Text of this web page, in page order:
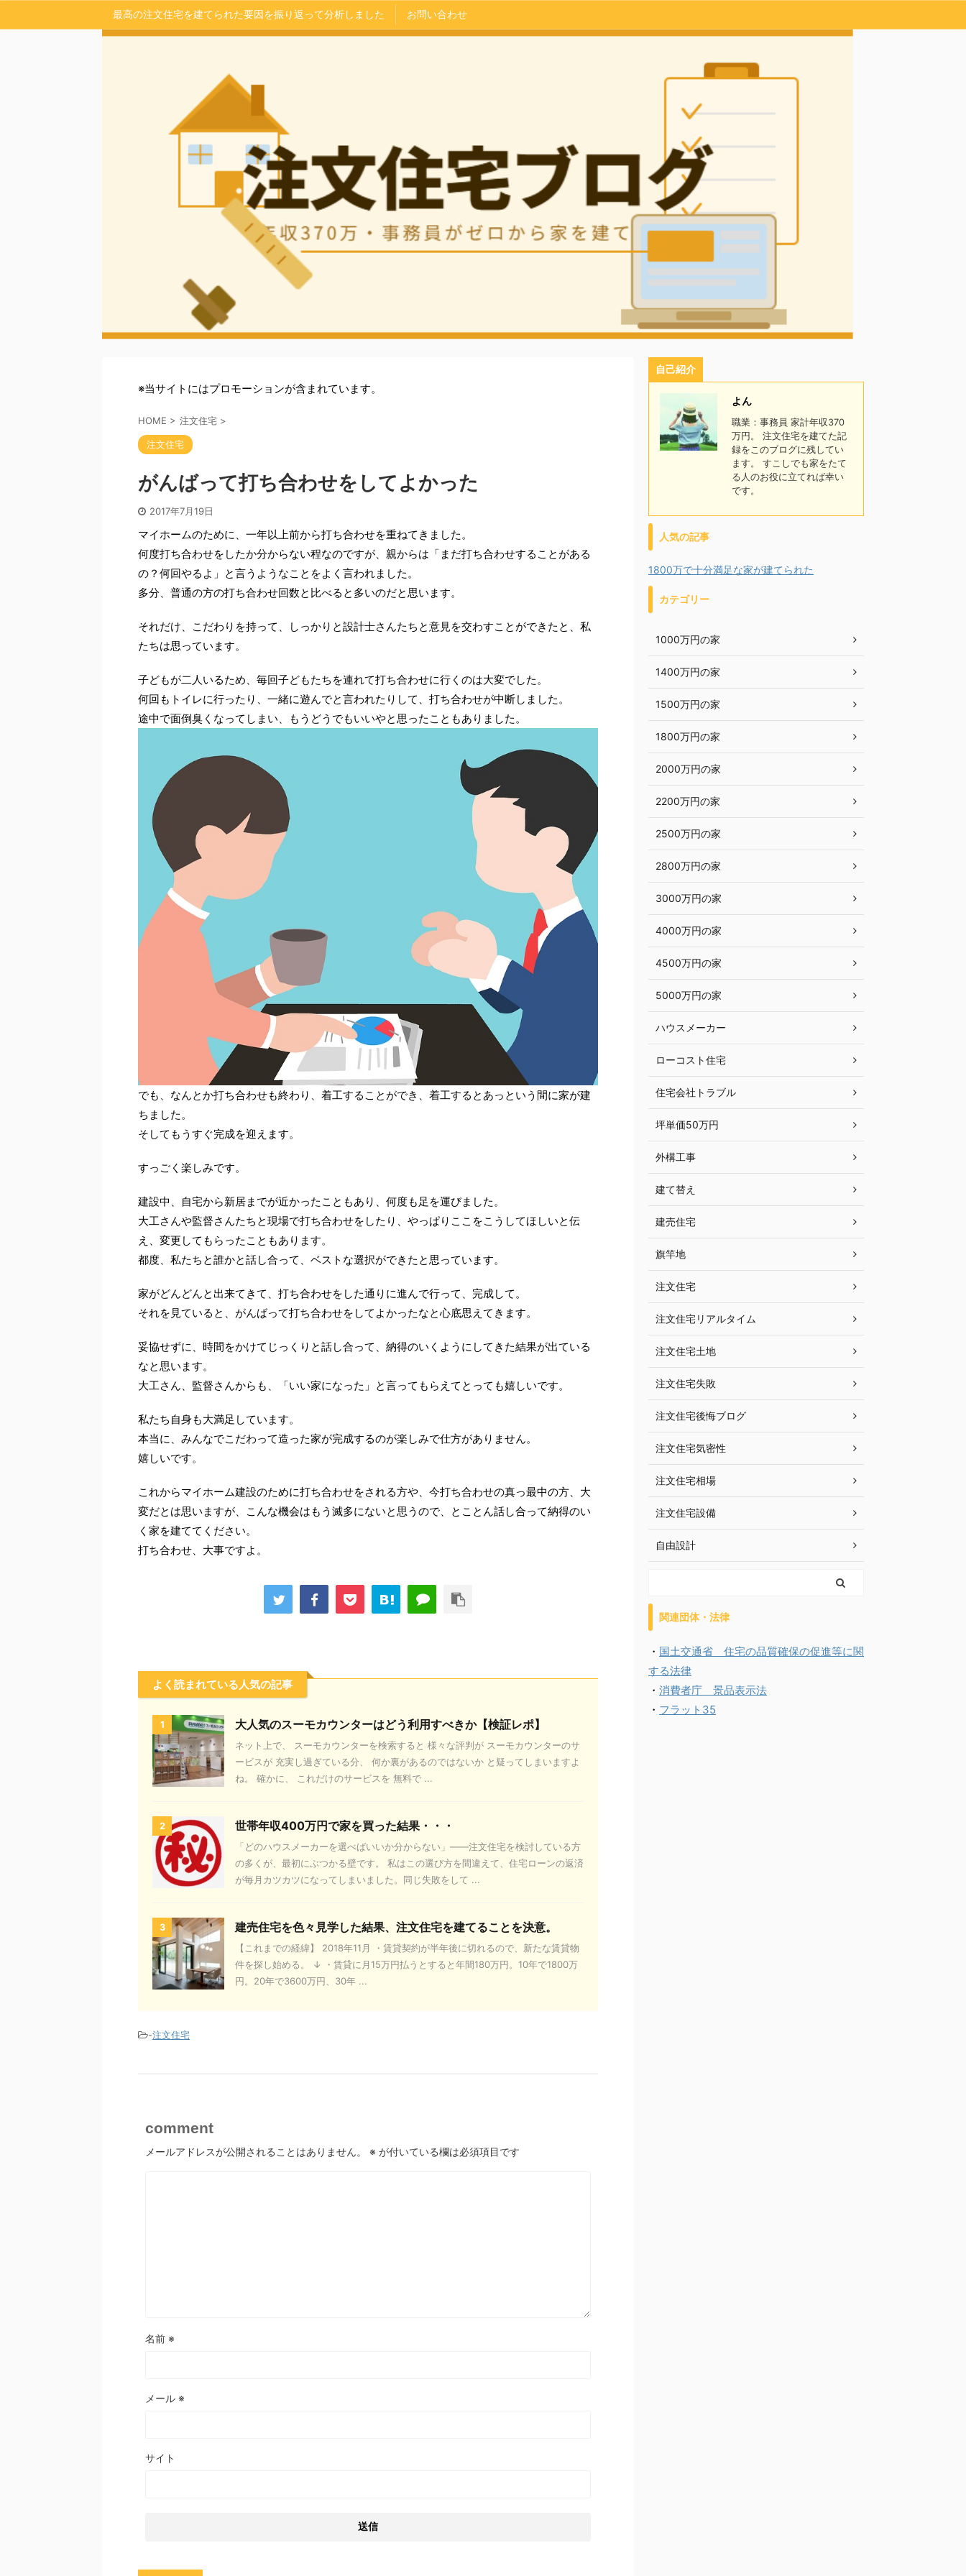
最高の注文住宅を建てられた要因を振り返って分析しました お問い合わせ
※当サイトにはプロモーションが含まれています。
HOME > 注文住宅 >
注文住宅
がんばって打ち合わせをしてよかった
2017年7月19日
マイホームのために、一年以上前から打ち合わせを重ねてきました。
何度打ち合わせをしたか分からない程なのですが、親からは「まだ打ち合わせすることがある
の？何回やるよ」と言うようなことをよく言われました。
多分、普通の方の打ち合わせ回数と比べると多いのだと思います。
それだけ、こだわりを持って、しっかりと設計士さんたちと意見を交わすことができたと、私
たちは思っています。
子どもが二人いるため、毎回子どもたちを連れて打ち合わせに行くのは大変でした。
何回もトイレに行ったり、一緒に遊んでと言われたりして、打ち合わせが中断しました。
途中で面倒臭くなってしまい、もうどうでもいいやと思ったこともありました。
でも、なんとか打ち合わせも終わり、着工することができ、着工するとあっという間に家が建
ちました。
そしてもうすぐ完成を迎えます。
すっごく楽しみです。
建設中、自宅から新居までが近かったこともあり、何度も足を運びました。
大工さんや監督さんたちと現場で打ち合わせをしたり、やっぱりここをこうしてほしいと伝
え、変更してもらったこともあります。
都度、私たちと誰かと話し合って、ベストな選択ができたと思っています。
家がどんどんと出来てきて、打ち合わせをした通りに進んで行って、完成して。
それを見ていると、がんばって打ち合わせをしてよかったなと心底思えてきます。
妥協せずに、時間をかけてじっくりと話し合って、納得のいくようにしてきた結果が出ている
なと思います。
大工さん、監督さんからも、「いい家になった」と言ってもらえてとっても嬉しいです。
私たち自身も大満足しています。
本当に、みんなでこだわって造った家が完成するのが楽しみで仕方がありません。
嬉しいです。
これからマイホーム建設のために打ち合わせをされる方や、今打ち合わせの真っ最中の方、大
変だとは思いますが、こんな機会はもう滅多にないと思うので、とことん話し合って納得のい
く家を建ててください。
打ち合わせ、大事ですよ。
よく読まれている人気の記事
1 大人気のスーモカウンターはどう利用すべきか【検証レポ】
ネット上で、 スーモカウンターを検索すると 様々な評判が スーモカウンターのサ
ービスが 充実し過ぎている分、 何か裏があるのではないか と疑ってしまいますよ
ね。 確かに、 これだけのサービスを 無料で ...
2 世帯年収400万円で家を買った結果・・・
「どのハウスメーカーを選べばいいか分からない」——注文住宅を検討している方
の多くが、最初にぶつかる壁です。 私はこの選び方を間違えて、住宅ローンの返済
が毎月カツカツになってしまいました。同じ失敗をして ...
3 建売住宅を色々見学した結果、注文住宅を建てることを決意。
【これまでの経緯】 2018年11月 ・賃貸契約が半年後に切れるので、新たな賃貸物
件を探し始める。 ↓ ・賃貸に月15万円払うとすると年間180万円。10年で1800万
円。20年で3600万円、30年 ...
-注文住宅
comment
メールアドレスが公開されることはありません。 ※ が付いている欄は必須項目です
名前 ※
メール ※
サイト
自己紹介
よん
職業：事務員 家計年収370
万円。 注文住宅を建てた記
録をこのブログに残してい
ます。 すこしでも家をたて
る人のお役に立てれば幸い
です。
人気の記事
1800万で十分満足な家が建てられた
カテゴリー
1000万円の家
1400万円の家
1500万円の家
1800万円の家
2000万円の家
2200万円の家
2500万円の家
2800万円の家
3000万円の家
4000万円の家
4500万円の家
5000万円の家
ハウスメーカー
ローコスト住宅
住宅会社トラブル
坪単価50万円
外構工事
建て替え
建売住宅
旗竿地
注文住宅
注文住宅リアルタイム
注文住宅土地
注文住宅失敗
注文住宅後悔ブログ
注文住宅気密性
注文住宅相場
注文住宅設備
自由設計
関連団体・法律
・ 国土交通省 住宅の品質確保の促進等に関
する法律
・ 消費者庁 景品表示法
・ フラット35